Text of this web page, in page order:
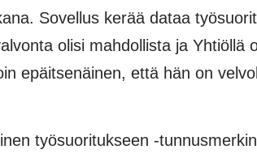
Sovellus kerää dataa
olisi mahdollista ja
epäitsenäinen, että hän on
työsuoritukseen -